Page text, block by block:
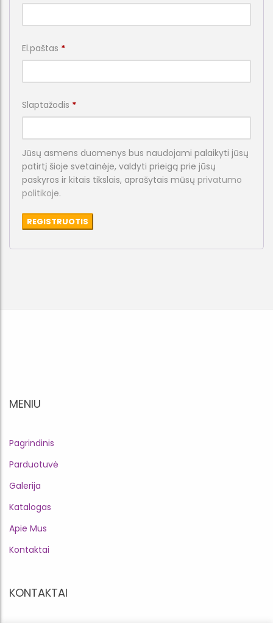
El.paštas *Privalomas
Slaptažodis *Privalomas
Jūsų asmens duomenys bus naudojami palaikyti jūsų
patirtį šioje svetainėje, valdyti prieigą prie jūsų
paskyros ir kitais tikslais, aprašytais mūsų privatumo
politikoje.
REGISTRUOTIS
MENIU
Pagrindinis
Parduotuvė
Galerija
Katalogas
Apie Mus
Kontaktai
KONTAKTAI